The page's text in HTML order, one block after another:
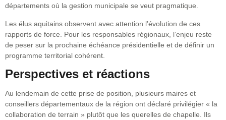
départements où la gestion municipale se veut pragmatique.
Les élus aquitains observent avec attention l’évolution de ces
rapports de force. Pour les responsables régionaux, l’enjeu reste
de peser sur la prochaine échéance présidentielle et de définir un
programme territorial cohérent.
Perspectives et réactions
Au lendemain de cette prise de position, plusieurs maires et
conseillers départementaux de la région ont déclaré privilégier « la
collaboration de terrain » plutôt que les querelles de chapelle. Ils